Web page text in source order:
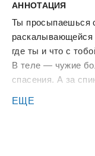
АННОТАЦИЯ
Ты просыпаешься
раскалывающейся
где ты и что с
В теле — чужие
спасения. А за
Александр
ЕЩЕ